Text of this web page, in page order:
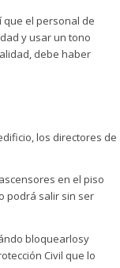
el personal de
y usar un tono
debe haber
los directores de
en el piso
podrá salir sin ser
bloquearlosy
Civil que lo